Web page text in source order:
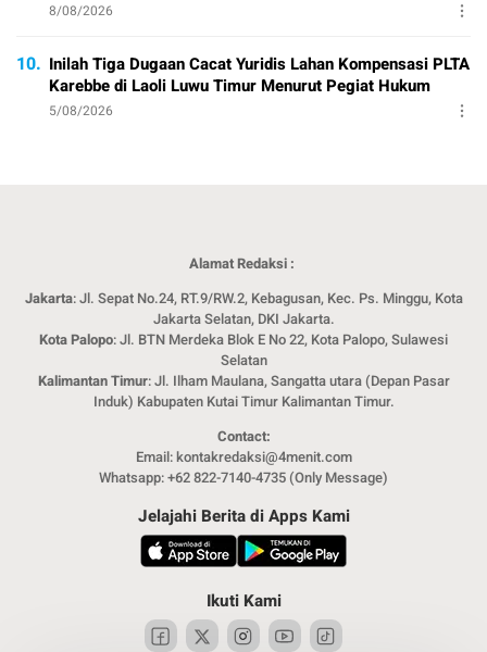
8/08/2026
10. Inilah Tiga Dugaan Cacat Yuridis Lahan Kompensasi PLTA
Karebbe di Laoli Luwu Timur Menurut Pegiat Hukum
5/08/2026
Alamat Redaksi :
Jakarta: Jl. Sepat No.24, RT.9/RW.2, Kebagusan, Kec. Ps. Minggu, Kota
Jakarta Selatan, DKI Jakarta.
Kota Palopo: Jl. BTN Merdeka Blok E No 22, Kota Palopo, Sulawesi
Selatan
Kalimantan Timur: Jl. Ilham Maulana, Sangatta utara (Depan Pasar
Induk) Kabupaten Kutai Timur Kalimantan Timur.
Contact:
Email: kontakredaksi@4menit.com
Whatsapp: +62 822-7140-4735 (Only Message)
Jelajahi Berita di Apps Kami
Ikuti Kami